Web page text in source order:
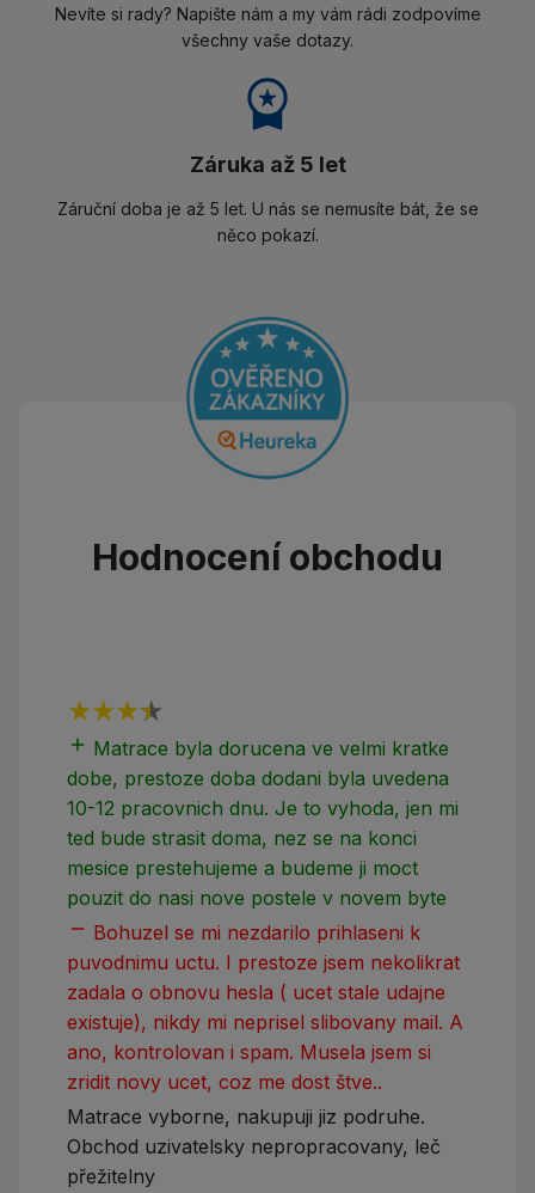
Nevíte si rady? Napište nám a my vám rádi zodpovíme
všechny vaše dotazy.
Záruka až 5 let
Záruční doba je až 5 let. U nás se nemusíte bát, že se
něco pokazí.
Hodnocení obchodu
add Matrace byla dorucena ve velmi kratke
dobe, prestoze doba dodani byla uvedena
10-12 pracovnich dnu. Je to vyhoda, jen mi
ted bude strasit doma, nez se na konci
mesice prestehujeme a budeme ji moct
pouzit do nasi nove postele v novem byte
remove Bohuzel se mi nezdarilo prihlaseni k
puvodnimu uctu. I prestoze jsem nekolikrat
zadala o obnovu hesla ( ucet stale udajne
existuje), nikdy mi neprisel slibovany mail. A
ano, kontrolovan i spam. Musela jsem si
zridit novy ucet, coz me dost štve..
Matrace vyborne, nakupuji jiz podruhe.
Obchod uzivatelsky nepropracovany, leč
přežitelny